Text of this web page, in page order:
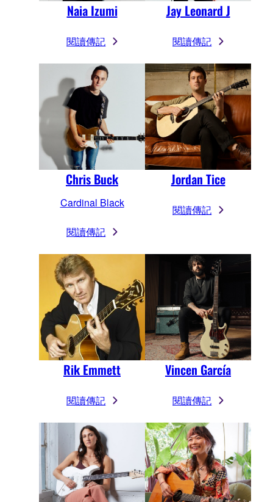
Naia Izumi
閱讀傳記
Jay Leonard J
閱讀傳記
Chris Buck
Cardinal Black
閱讀傳記
Jordan Tice
閱讀傳記
Rik Emmett
閱讀傳記
Vincen García
閱讀傳記